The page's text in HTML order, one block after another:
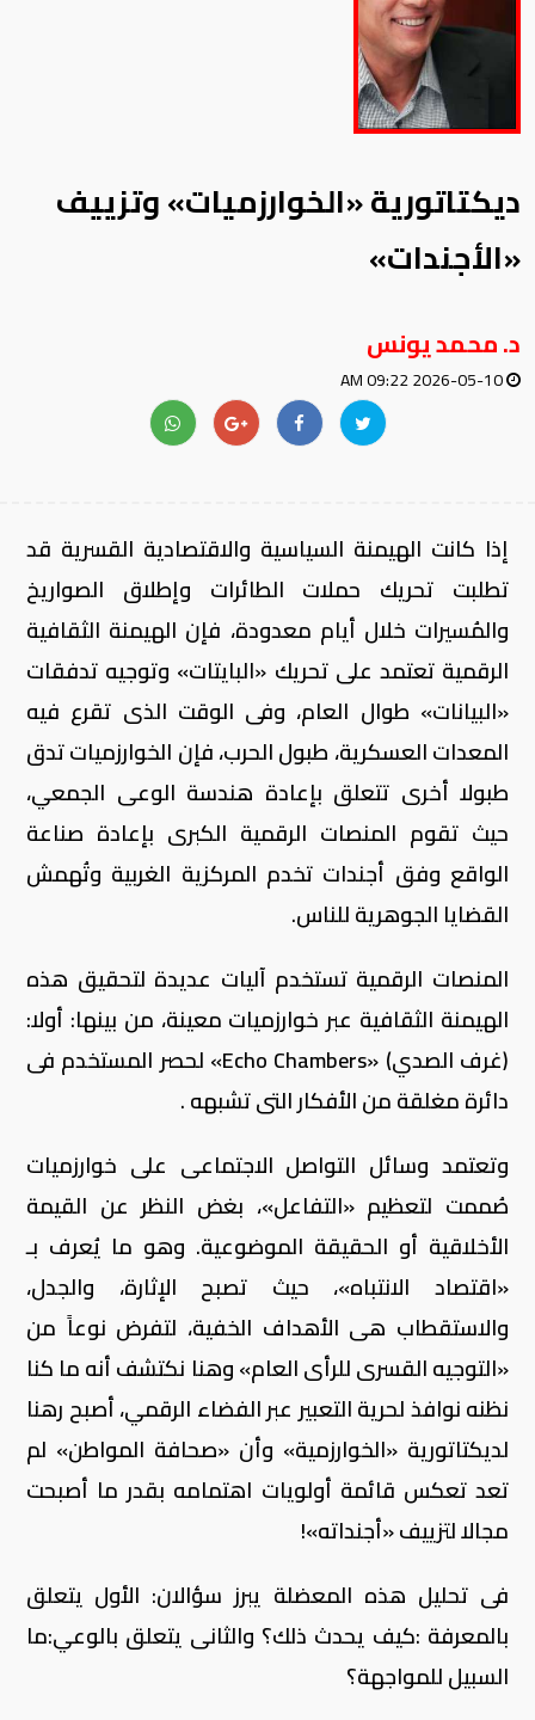
ديكتاتورية «الخوارزميات» وتزييف
«الأجندات»
د. محمد يونس
2026-05-10 09:22 AM
إذا كانت الهيمنة السياسية والاقتصادية القسرية قد
تطلبت تحريك حملات الطائرات وإطلاق الصواريخ
والمُسيرات خلال أيام معدودة، فإن الهيمنة الثقافية
الرقمية تعتمد على تحريك «البايتات» وتوجيه تدفقات
«البيانات» طوال العام، وفى الوقت الذى تقرع فيه
المعدات العسكرية، طبول الحرب، فإن الخوارزميات تدق
طبولا أخرى تتعلق بإعادة هندسة الوعى الجمعي،
حيث تقوم المنصات الرقمية الكبرى بإعادة صناعة
الواقع وفق أجندات تخدم المركزية الغربية وتُهمش
القضايا الجوهرية للناس.
المنصات الرقمية تستخدم آليات عديدة لتحقيق هذه
الهيمنة الثقافية عبر خوارزميات معينة، من بينها: أولا:
(غرف الصدي) «Echo Chambers» لحصر المستخدم فى
دائرة مغلقة من الأفكار التى تشبهه .
وتعتمد وسائل التواصل الاجتماعى على خوارزميات
صُممت لتعظيم «التفاعل»، بغض النظر عن القيمة
الأخلاقية أو الحقيقة الموضوعية. وهو ما يُعرف بـ
«اقتصاد الانتباه»، حيث تصبح الإثارة، والجدل،
والاستقطاب هى الأهداف الخفية، لتفرض نوعاً من
«التوجيه القسرى للرأى العام» وهنا نكتشف أنه ما كنا
نظنه نوافذ لحرية التعبير عبر الفضاء الرقمي، أصبح رهنا
لديكتاتورية «الخوارزمية» وأن «صحافة المواطن» لم
تعد تعكس قائمة أولويات اهتمامه بقدر ما أصبحت
مجالا لتزييف «أجنداته»!
فى تحليل هذه المعضلة يبرز سؤالان: الأول يتعلق
بالمعرفة :كيف يحدث ذلك؟ والثانى يتعلق بالوعي:ما
السبيل للمواجهة؟